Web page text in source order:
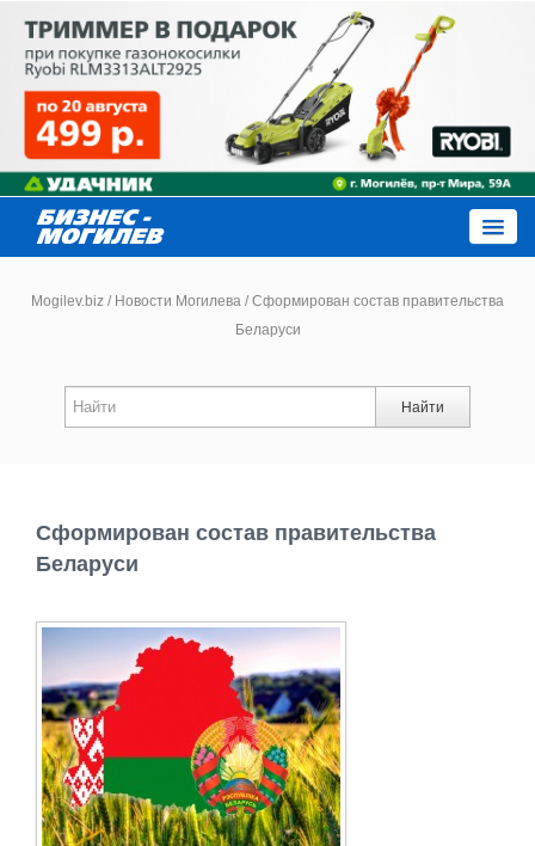
Новости
Работа
Афиша
Объявления
Транспорт
Погода
Mogilev.biz / Новости Могилева /Сформирован состав правительства
Беларуси
Найти
Сформирован состав правительства
Беларуси